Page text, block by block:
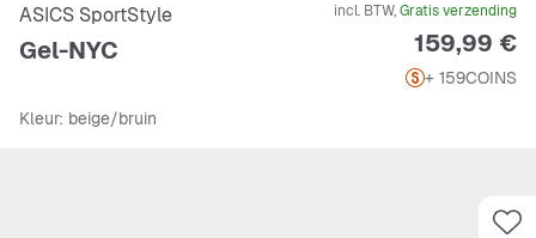
ASICS SportStyle
Gel-NYC
incl. BTW,Gratis verzending
Prijs
159,99 €
+ 159COINS
Kleur: beige/bruin